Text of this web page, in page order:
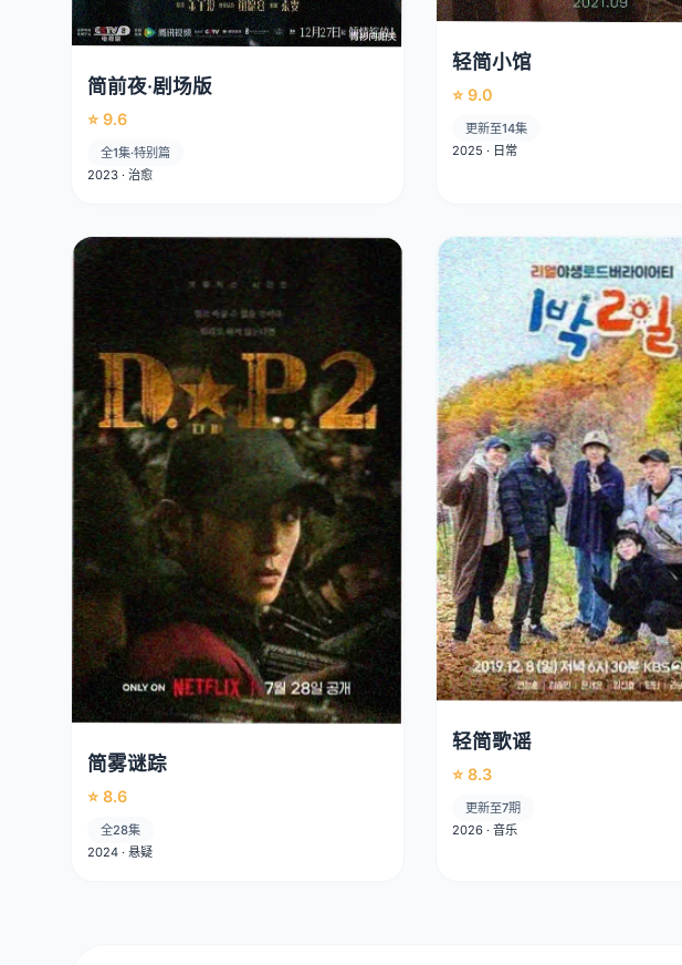
简前夜·剧场版
⭐ 9.6
全1集·特别篇
2023 · 治愈
轻简小馆
⭐ 9.0
更新至14集
2025 · 日常
简雾谜踪
⭐ 8.6
全28集
2024 · 悬疑
轻简歌谣
⭐ 8.3
更新至7期
2026 · 音乐